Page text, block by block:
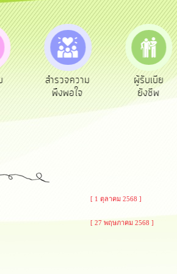
าม
ผู้รับเบีย
ยังชีพ
ประเมินภาษี
ท้องถิ่น
[ 1 ตุลาคม 2568 ]
[ 27 พฤษภาคม 2568 ]